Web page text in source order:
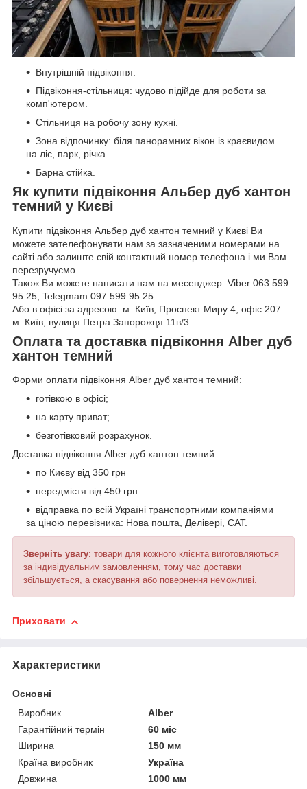
Внутрішній підвіконня.
Підвіконня-стільниця: чудово підійде для роботи за
комп'ютером.
Стільниця на робочу зону кухні.
Зона відпочинку: біля панорамних вікон із краєвидом
на ліс, парк, річка.
Барна стійка.
Як купити підвіконня Альбер дуб хантон
темний у Києві
Купити підвіконня Альбер дуб хантон темний у Києві Ви
можете зателефонувати нам за зазначеними номерами на
сайті або залиште свій контактний номер телефона і ми Вам
перезручуємо.
Також Ви можете написати нам на месенджер: Viber 063 599
95 25, Telegmam 097 599 95 25.
Або в офісі за адресою: м. Київ, Проспект Миру 4, офіс 207.
м. Київ, вулиця Петра Запорожця 11в/3.
Оплата та доставка підвіконня Alber дуб
хантон темний
Форми оплати підвіконня Alber дуб хантон темний:
готівкою в офісі;
на карту приват;
безготівковий розрахунок.
Доставка підвіконня Alber дуб хантон темний:
по Києву від 350 грн
передмістя від 450 грн
відправка по всій Україні транспортними компаніями
за ціною перевізника: Нова пошта, Делівері, САТ.
Зверніть увагу: товари для кожного клієнта виготовляються
за індивідуальним замовленням, тому час доставки
збільшується, а скасування або повернення неможливі.
Приховати
Характеристики
Основні
Виробник
Alber
Гарантійний термін
60 міс
Ширина
150 мм
Країна виробник
Україна
Довжина
1000 мм